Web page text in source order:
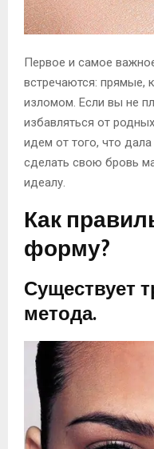
Первое и самое
встречаются: прямые,
изломом. Если вы не
избавляться от
идем от того, что
сделать свою бровь
идеалу.
Как
форму?
Существует
метода.